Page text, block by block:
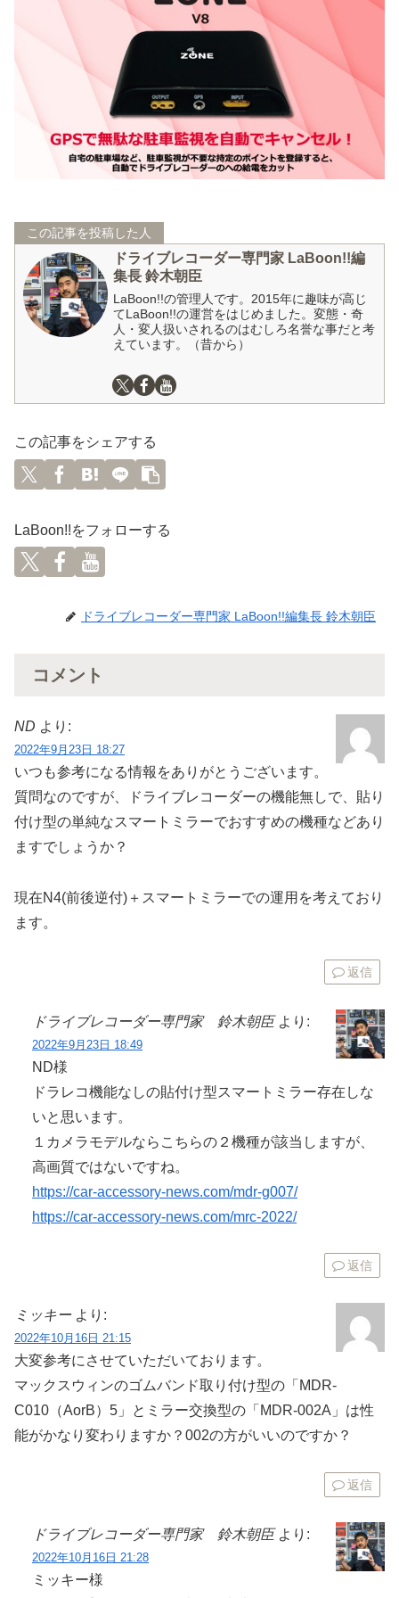
この記事を投稿した人
ドライブレコーダー専門家 LaBoon!!編
集長 鈴木朝臣
LaBoon!!の管理人です。2015年に趣味が高じ
てLaBoon!!の運営をはじめました。変態・奇
人・変人扱いされるのはむしろ名誉な事だと考
えています。（昔から）
この記事をシェアする
LaBoon!!をフォローする
ドライブレコーダー専門家 LaBoon!!編集長 鈴木朝臣
コメント
ND より:
2022年9月23日 18:27
いつも参考になる情報をありがとうございます。
質問なのですが、ドライブレコーダーの機能無しで、貼り
付け型の単純なスマートミラーでおすすめの機種などあり
ますでしょうか？
現在N4(前後逆付)＋スマートミラーでの運用を考えており
ます。
返信
ドライブレコーダー専門家 鈴木朝臣 より:
2022年9月23日 18:49
ND様
ドラレコ機能なしの貼付け型スマートミラー存在しな
いと思います。
１カメラモデルならこちらの２機種が該当しますが、
高画質ではないですね。
https://car-accessory-news.com/mdr-g007/
https://car-accessory-news.com/mrc-2022/
返信
ミッキー より:
2022年10月16日 21:15
大変参考にさせていただいております。
マックスウィンのゴムバンド取り付け型の「MDR-
C010（AorB）5」とミラー交換型の「MDR-002A」は性
能がかなり変わりますか？002の方がいいのですか？
返信
ドライブレコーダー専門家 鈴木朝臣 より:
2022年10月16日 21:28
ミッキー様